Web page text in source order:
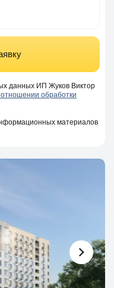
данных ИП Жуков Виктор
отношении обработки
материалов